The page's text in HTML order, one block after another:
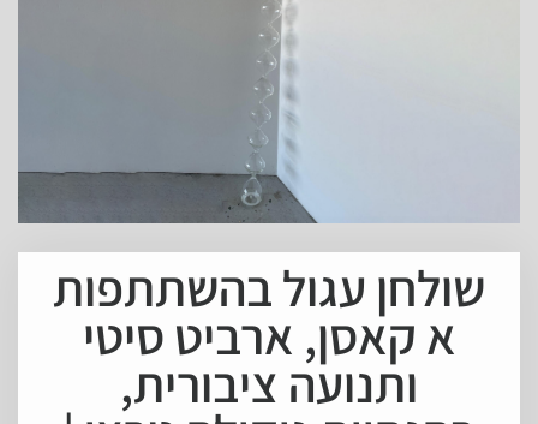
שולחן עגול בהשתתפות
א קאסן, ארביט סיטי
ותנועה ציבורית,